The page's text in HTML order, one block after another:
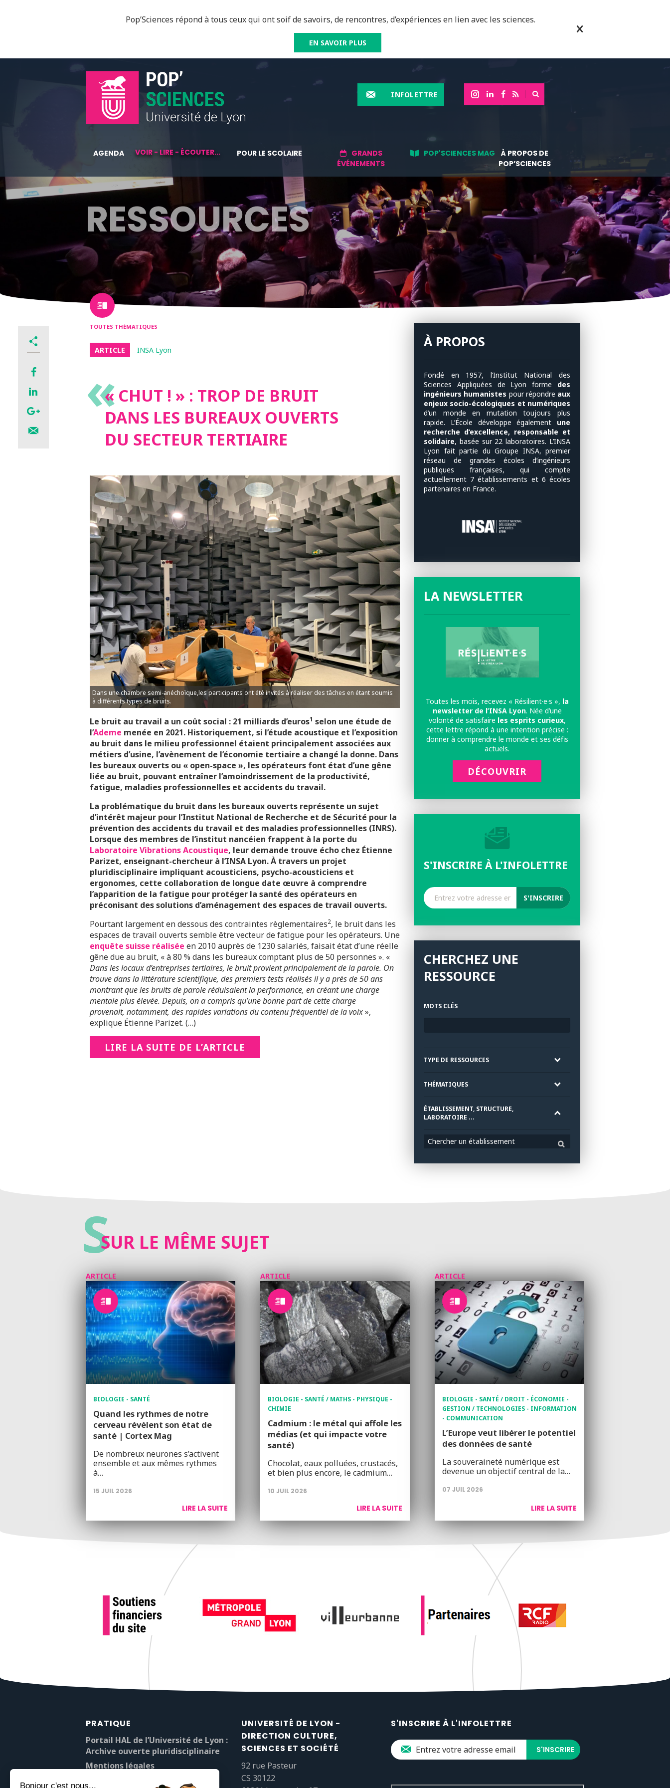
Pop’Sciences répond à tous ceux qui ont soif de savoirs, de rencontres, d’expériences en lien avec les sciences.
EN SAVOIR PLUS
INFOLETTRE
AGENDA VOIR - LIRE - ÉCOUTER... POUR LE SCOLAIRE
GRANDS
ÉVÉNEMENTS
POP'SCIENCES MAG
À PROPOS DE
POP’SCIENCES
RESSOURCES
TOUTES THÉMATIQUES
ARTICLE INSA Lyon
«« CHUT ! » : TROP DE BRUIT
DANS LES BUREAUX OUVERTS
DU SECTEUR TERTIAIRE
Dans une chambre semi-anéchoïque,les participants ont été invités à réaliser des tâches en étant soumis
à différents types de bruits.
Le bruit au travail a un coût social : 21 milliards d’euros1 selon une étude de
l’Ademe menée en 2021. Historiquement, si l’étude acoustique et l’exposition
au bruit dans le milieu professionnel étaient principalement associées aux
métiers d’usine, l’avènement de l’économie tertiaire a changé la donne. Dans
les bureaux ouverts ou « open-space », les opérateurs font état d’une gêne
liée au bruit, pouvant entraîner l’amoindrissement de la productivité,
fatigue, maladies professionnelles et accidents du travail.
La problématique du bruit dans les bureaux ouverts représente un sujet
d’intérêt majeur pour l’Institut National de Recherche et de Sécurité pour la
prévention des accidents du travail et des maladies professionnelles (INRS).
Lorsque des membres de l’institut nancéien frappent à la porte du
Laboratoire Vibrations Acoustique, leur demande trouve écho chez Étienne
Parizet, enseignant-chercheur à l’INSA Lyon. À travers un projet
pluridisciplinaire impliquant acousticiens, psycho-acousticiens et
ergonomes, cette collaboration de longue date œuvre à comprendre
l’apparition de la fatigue pour protéger la santé des opérateurs en
préconisant des solutions d’aménagement des espaces de travail ouverts.
Pourtant largement en dessous des contraintes règlementaires2, le bruit dans les
espaces de travail ouverts semble être vecteur de fatigue pour les opérateurs. Une
enquête suisse réalisée en 2010 auprès de 1230 salariés, faisait état d’une réelle
gêne due au bruit, « à 80 % dans les bureaux comptant plus de 50 personnes ». «
Dans les locaux d’entreprises tertiaires, le bruit provient principalement de la parole. On
trouve dans la littérature scientifique, des premiers tests réalisés il y a près de 50 ans
montrant que les bruits de parole réduisaient la performance, en créant une charge
mentale plus élevée. Depuis, on a compris qu’une bonne part de cette charge
provenait, notamment, des rapides variations du contenu fréquentiel de la voix»,
explique Étienne Parizet. (…)
LIRE LA SUITE DE L’ARTICLE
À PROPOS
Fondé en 1957, l’Institut National des
Sciences Appliquées de Lyon forme des
ingénieurs humanistes pour répondre aux
enjeux socio-écologiques et numériques
d’un monde en mutation toujours plus
rapide. L’École développe également une
recherche d’excellence, responsable et
solidaire, basée sur 22 laboratoires. L’INSA
Lyon fait partie du Groupe INSA, premier
réseau de grandes écoles d’ingénieurs
publiques françaises, qui compte
actuellement 7 établissements et 6 écoles
partenaires en France.
LA NEWSLETTER
Toutes les mois, recevez « Résilient·e·s », la
newsletter de l’INSA Lyon. Née d’une
volonté de satisfaire les esprits curieux,
cette lettre répond à une intention précise :
donner à comprendre le monde et ses défis
actuels.
DÉCOUVRIR
S'INSCRIRE À L'INFOLETTRE
CHERCHEZ UNE
RESSOURCE
MOTS CLÉS
TYPE DE RESSOURCES
THÉMATIQUES
ÉTABLISSEMENT, STRUCTURE,
LABORATOIRE ...
Chercher un établissement
SSUR LE MÊME SUJET
ARTICLE
BIOLOGIE - SANTÉ
Quand les rythmes de notre
cerveau révèlent son état de
santé | Cortex Mag
De nombreux neurones s’activent
ensemble et aux mêmes rythmes
à…
15 JUIL 2026
LIRE LA SUITE
ARTICLE
BIOLOGIE - SANTÉ / MATHS - PHYSIQUE -
CHIMIE
Cadmium : le métal qui affole les
médias (et qui impacte votre
santé)
Chocolat, eaux polluées, crustacés,
et bien plus encore, le cadmium…
10 JUIL 2026
LIRE LA SUITE
ARTICLE
BIOLOGIE - SANTÉ / DROIT - ÉCONOMIE -
GESTION / TECHNOLOGIES - INFORMATION
- COMMUNICATION
L’Europe veut libérer le potentiel
des données de santé
La souveraineté numérique est
devenue un objectif central de la…
07 JUIL 2026
LIRE LA SUITE
PRATIQUE
Portail HAL de l’Université de Lyon :
Archive ouverte pluridisciplinaire
Mentions légales
UNIVERSITÉ DE LYON -
DIRECTION CULTURE,
SCIENCES ET SOCIÉTÉ
92 rue Pasteur
CS 30122
S'INSCRIRE À L'INFOLETTRE